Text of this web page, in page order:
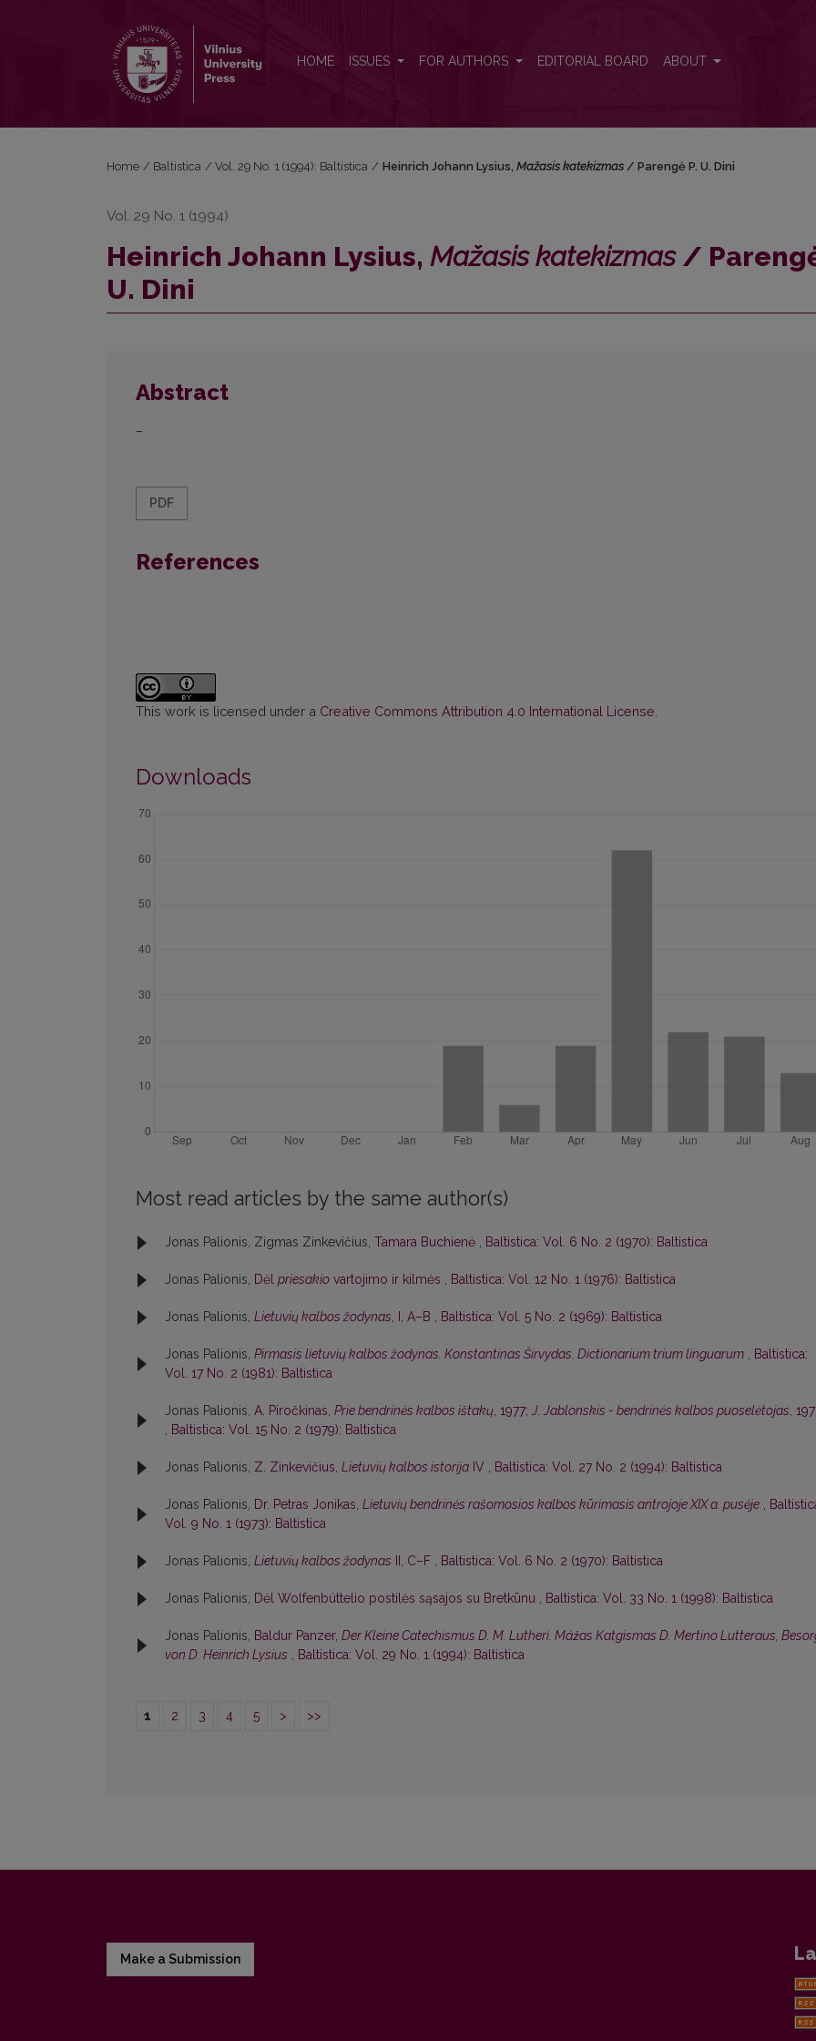
HOME ISSUES FOR AUTHORS EDITORIAL BOARD ABOUT
Home / Baltistica / Vol. 29 No. 1 (1994): Baltistica / Heinrich Johann Lysius, Mažasis katekizmas/ Parengė P. U. Dini
Vol. 29 No. 1 (1994)
Heinrich Johann Lysius, Mažasis katekizmas/
U. Dini
Abstract
–
PDF
References
This work is licensed under a Creative Commons Attribution 4.0 International License
Downloads
Most read articles by the same author(s)
Jonas Palionis, Zigmas Zinkevičius, Tamara Buchienė , Baltistica: Vol. 6 No. 2 (1970): Baltistica
Jonas Palionis, Dėl priesakio vartojimo ir kilmės , Baltistica: Vol. 12 No. 1 (1976): Baltistica
Jonas Palionis, Lietuvių kalbos žodynas, I, A–B , Baltistica: Vol. 5 No. 2 (1969): Baltistica
Jonas Palionis, Pirmasis lietuvių kalbos žodynas. Konstantinas Širvydas. Dictionarium trium linguarum , Baltistica:
Vol. 17 No. 2 (1981): Baltistica
Jonas Palionis, A. Piročkinas, Prie bendrinės kalbos ištakų, 1977;J. Jablonskis - bendrinės kalbos puoselėtojas,
, Baltistica: Vol. 15 No. 2 (1979): Baltistica
Jonas Palionis, Z. Zinkevičius, Lietuvių kalbos istorija IV , Baltistica: Vol. 27 No. 2 (1994): Baltistica
Jonas Palionis, Dr. Petras Jonikas, Lietuvių bendrinės rašomosios kalbos kūrimasis antrojoje XIX a. pusėje ,
Vol. 9 No. 1 (1973): Baltistica
Jonas Palionis, Lietuvių kalbos žodynas II, C–F , Baltistica: Vol. 6 No. 2 (1970): Baltistica
Jonas Palionis, Dėl Wolfenbüttelio postilės sąsajos su Bretkūnu , Baltistica: Vol. 33 No. 1 (1998): Baltistica
Jonas Palionis, Baldur Panzer, Der Kleine Catechismus D. M. Lutheri. Máźas Katgismas D. Mertino Lutteraus,
von D. Heinrich Lysius , Baltistica: Vol. 29 No. 1 (1994): Baltistica
1 2 3 4 5 > >>
Make a Submission